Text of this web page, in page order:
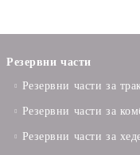
Резервни части
Резервни части за
Резервни части за
Резервни части за